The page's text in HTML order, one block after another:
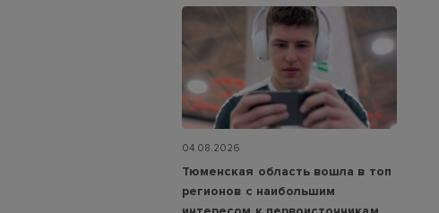
04.08.2026
Тюменская область вошла в топ
регионов с наибольшим